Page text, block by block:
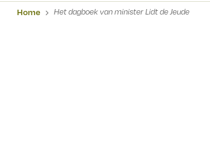
Home Het dagboek van minister Lidt de Jeude